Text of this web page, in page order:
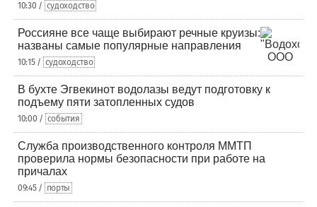
10:30 / судоходство
Россияне все чаще выбирают речные круизы:
названы самые популярные направления
10:15 / судоходство
В бухте Эгвекинот водолазы ведут подготовку к
подъему пяти затопленных судов
10:00 / события
Служба производственного контроля ММТП
проверила нормы безопасности при работе на
причалах
09:45 / порты